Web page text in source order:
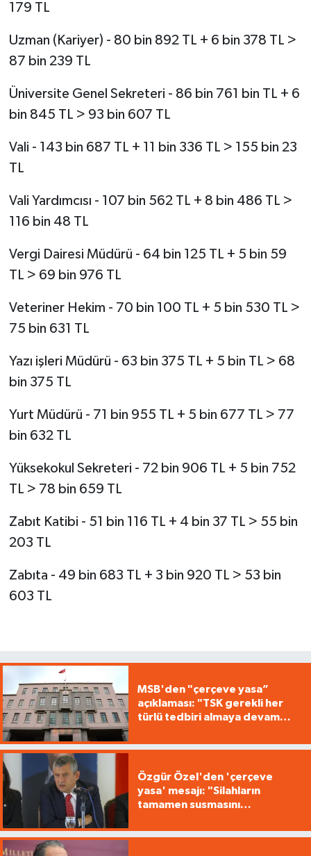
179 TL
Uzman (Kariyer) - 80 bin 892 TL + 6 bin 378 TL >
87 bin 239 TL
Üniversite Genel Sekreteri - 86 bin 761 bin TL + 6
bin 845 TL > 93 bin 607 TL
Vali - 143 bin 687 TL + 11 bin 336 TL > 155 bin 23
TL
Vali Yardımcısı - 107 bin 562 TL + 8 bin 486 TL >
116 bin 48 TL
Vergi Dairesi Müdürü - 64 bin 125 TL + 5 bin 59
TL > 69 bin 976 TL
Veteriner Hekim - 70 bin 100 TL + 5 bin 530 TL >
75 bin 631 TL
Yazı işleri Müdürü - 63 bin 375 TL + 5 bin TL > 68
bin 375 TL
Yurt Müdürü - 71 bin 955 TL + 5 bin 677 TL > 77
bin 632 TL
Yüksekokul Sekreteri - 72 bin 906 TL + 5 bin 752
TL > 78 bin 659 TL
Zabıt Katibi - 51 bin 116 TL + 4 bin 37 TL > 55 bin
203 TL
Zabıta - 49 bin 683 TL + 3 bin 920 TL > 53 bin
603 TL
MSB'den "çerçeve yasa”
açıklaması: "TSK gerekli her
türlü tedbiri almaya devam
Özgür Özel'den 'çerçeve
yasa' mesajı: "Silahların
tamamen susmasını